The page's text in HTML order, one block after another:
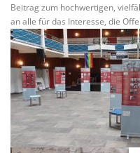
Beitrag zum hochwertigen,
an alle für das Interesse, die